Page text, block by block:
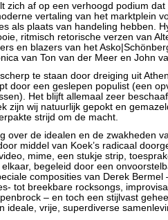
zich af op een verhoogd podium
vertaling van het marktplein
als plaats van handeling hebben.
ritmisch retorische verzen van
en blazers van het
van Ton van der Meer en John
te staan door dreiging uit
door een geslepen populist (een
Het blijft allemaal zeer
zijn wij natuurlijk gepokt en
strijd om de macht.
over de idealen en de zwakheden
middel van Koek’s radicaal
mime, een stukje strip,
begeleid door een
composities van Derek Bermel
tot breekbare rocksongs,
– en toch een stijlvast
ideale, vrije, superdiverse